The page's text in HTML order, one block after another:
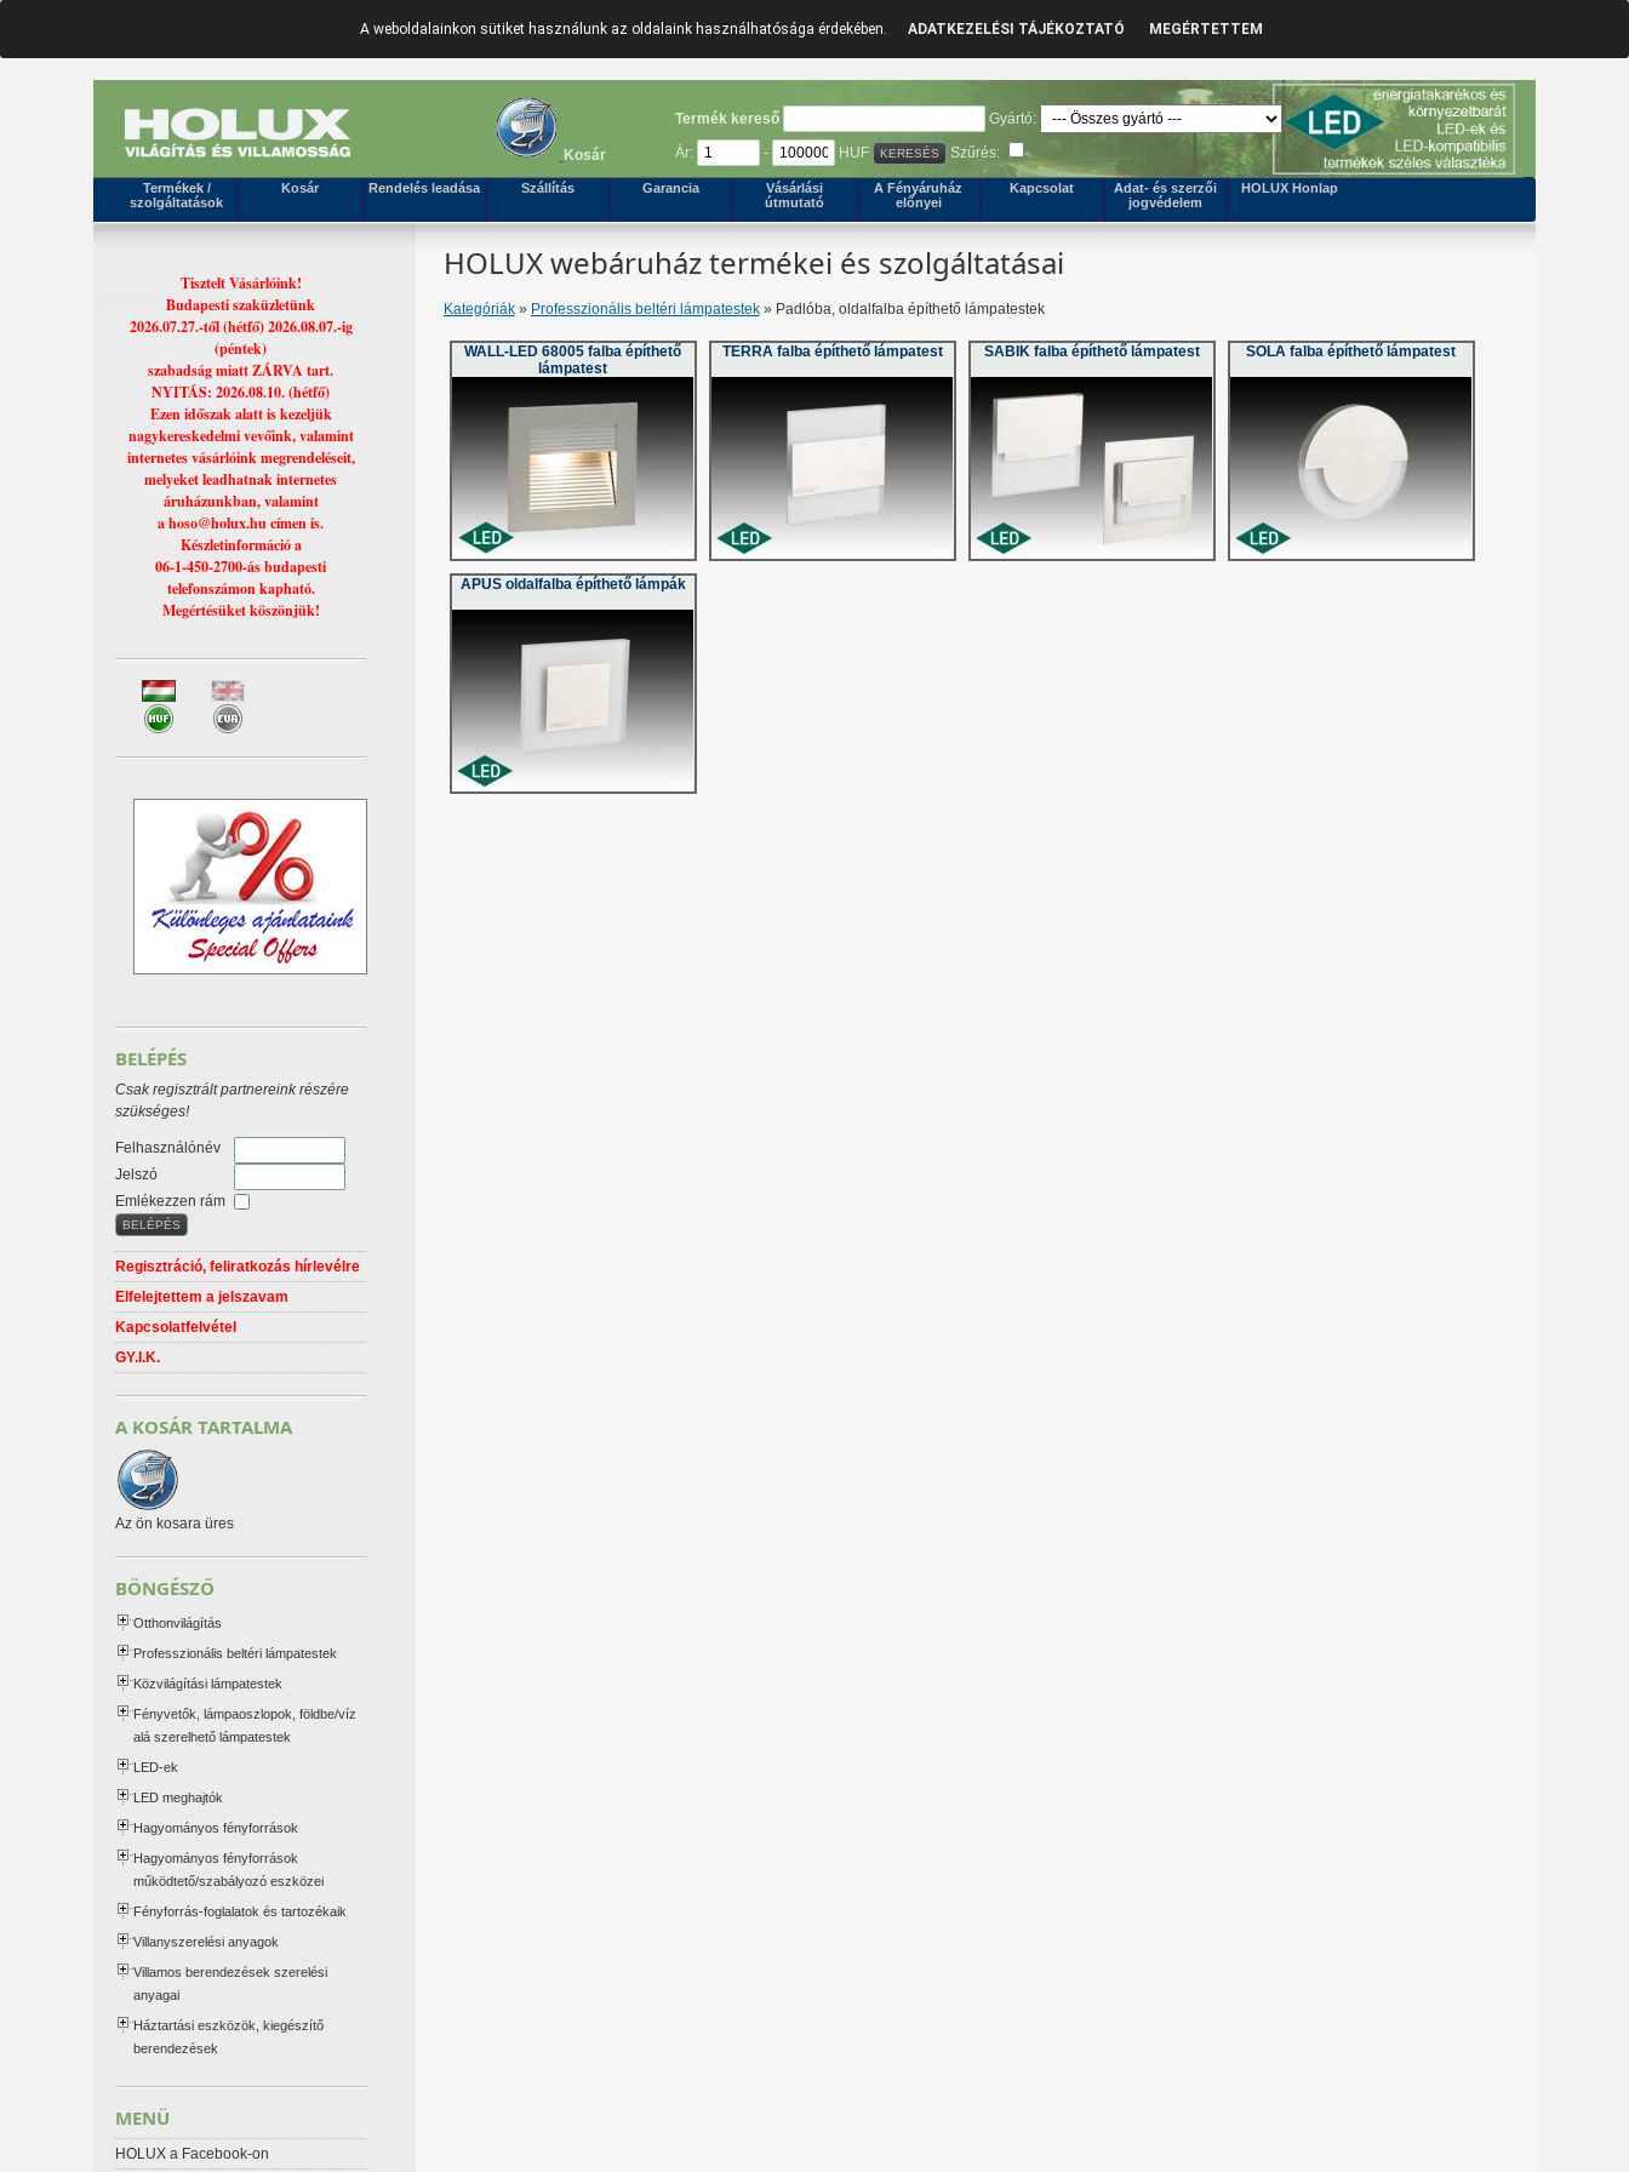
A weboldalainkon sütiket használunk az oldalaink használhatósága érdekében. ADATKEZELÉSI TÁJÉKOZTATÓ MEGÉRTETTEM
Kosár
Termék kereső
Gyártó:
Ár:
- HUF Szűrés:
Termékek /
szolgáltatások
Kosár Rendelés leadása Szállítás Garancia
Vásárlási
útmutató
A Fényáruház
előnyei
Kapcsolat
Adat- és szerzői
jogvédelem
HOLUX Honlap
HOLUX webáruház termékei és szolgáltatásai
Kategóriák» Professzionális beltéri lámpatestek» Padlóba, oldalfalba építhető lámpatestek
WALL-LED 68005 falba építhető
lámpatest
TERRA falba építhető lámpatest SABIK falba építhető lámpatest SOLA falba építhető lámpatest
APUS oldalfalba építhető lámpák
Tisztelt Vásárlóink!
Budapesti szaküzletünk
2026.07.27.-től (hétfő) 2026.08.07.-ig
(péntek)
szabadság miatt ZÁRVA tart.
NYITÁS: 2026.08.10. (hétfő)
Ezen időszak alatt is kezeljük
nagykereskedelmi vevőink, valamint
internetes vásárlóink megrendeléseit,
melyeket leadhatnak internetes
áruházunkban, valamint
a hoso@holux.hu címen is.
Készletinformáció a
06-1-450-2700-ás budapesti
telefonszámon kapható.
Megértésüket köszönjük!
BELÉPÉS
Csak regisztrált partnereink részére
szükséges!
Felhasználónév
Jelszó
Emlékezzen rám
Regisztráció, feliratkozás hírlevélre
Elfelejtettem a jelszavam
Kapcsolatfelvétel
GY.I.K.
A KOSÁR TARTALMA
Az ön kosara üres
BÖNGÉSZŐ
Otthonvilágítás
Professzionális beltéri lámpatestek
Közvilágítási lámpatestek
Fényvetők, lámpaoszlopok, földbe/víz
alá szerelhető lámpatestek
LED-ek
LED meghajtók
Hagyományos fényforrások
Hagyományos fényforrások
működtető/szabályozó eszközei
Fényforrás-foglalatok és tartozékaik
Villanyszerelési anyagok
Villamos berendezések szerelési
anyagai
Háztartási eszközök, kiegészítő
berendezések
MENÜ
HOLUX a Facebook-on